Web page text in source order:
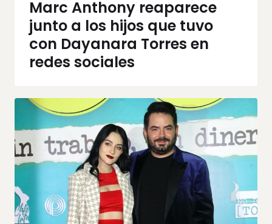
Marc Anthony reaparece
junto a los hijos que tuvo
con Dayanara Torres en
redes sociales